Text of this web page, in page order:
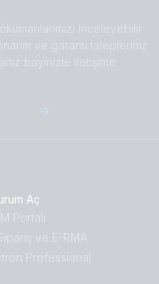
inceleyebilir
ve garanti talepleriniz
bayinizle iletişime
Aç
Portalı
ve E-RMA
Professional